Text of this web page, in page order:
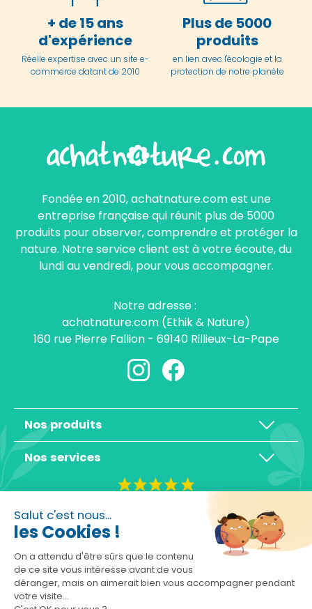
Salut c'est nous...
les Cookies !
On a attendu d'être sûrs que le contenu
de ce site vous intéresse avant de vous
déranger, mais on aimerait bien vous accompagner pendant
votre visite...
+ de 15 ans
d'expérience
Réelle expertise avec un site e-
commerce datant de 2010
Plus de 5000
produits
en lien avec l'écologie et la
protection de notre planète
Fondée en 2010, achatnature.com est une
entreprise française qui réunit plus de 5000
produits pour observer, comprendre et protéger la
nature. Notre service client est à votre écoute, du
lundi au vendredi, pour vous accompagner.
Notre adresse :
achatnature.com (Ethik & Nature)
160 rue Pierre Fallion - 69140 Rillieux-La-Pape
Nos produits
Nos services